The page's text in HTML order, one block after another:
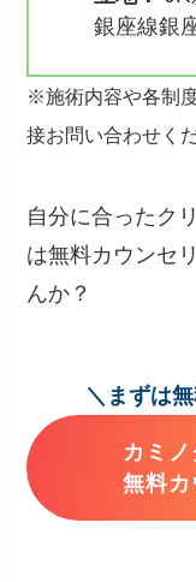
銀座線銀
※施術内容や各制
接お問い合わせく
自分に合ったク
は無料カウンセ
んか？
＼まずは
カミ
無料